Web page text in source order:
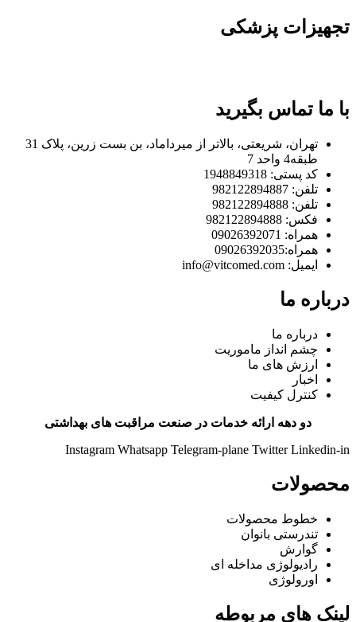
تجهیزات پزشکی
با ما تماس بگیرید
تهران، شریعتی، بالاتر از میرداماد، بن بست زرین، پلاک 31
طبقه4 واحد 7
کد پستی: 1948849318
تلفن: 982122894887
تلفن: 982122894888
فکس: 982122894888
همراه: 09026392071
همراه:09026392035
ایمیل: info@vitcomed.com
درباره ما
درباره ما
چشم انداز ماموریت
ارزش های ما
اخبار
کنترل کیفیت
دو دهه ارائه خدمات در صنعت مراقبت های بهداشتی
Instagram Whatsapp Telegram-plane Twitter Linkedin-in
محصولات
خطوط محصولات
تندرستی بانوان
گوارش
رادیولوژی مداخله ای
اورولوژی
لینک های مربوطه